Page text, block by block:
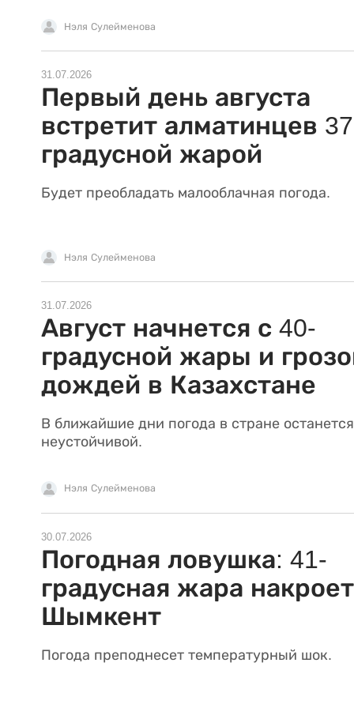
Нэля Сулейменова
31.07.2026
Первый день августа
встретит алматинцев
градусной жарой
Будет преобладать малооблачная погода.
Нэля Сулейменова
31.07.2026
Август начнется с 40-
градусной жары и
дождей в Казахстане
В ближайшие дни погода в стране останется
неустойчивой.
Нэля Сулейменова
30.07.2026
Погодная ловушка: 41-
градусная жара накроет
Шымкент
Погода преподнесет температурный шок.